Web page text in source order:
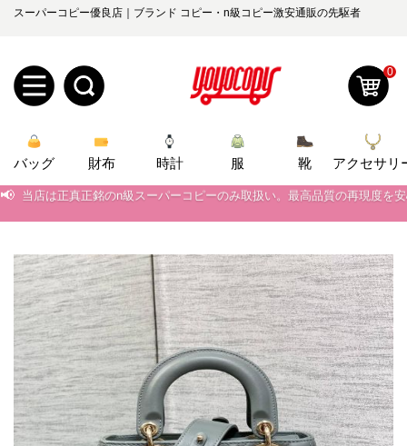
スーパーコピー優良店｜ブランド コピー・n級コピー激安通販の先駆者
規
ユ
ー
登
録
ロ
グ
ー
ダ
ー
お
知
ら
yoyocopys@gmail.com
0
バッグ 財布 時計 服 靴 アクセサリ
📢 当店は正真正銘のn級スーパーコピーのみ取扱い。最高品質の再現度を
2026春の新作続々更新中！期間中のご注文でお得な割引をご利用いただ
📢 当店は正真正銘のn級スーパーコピーのみ取扱い。最高品質の再現度を
📢 2026春の新作続々更新中！期間中のご注文でお得な割引をご利用いただ
新作入荷！ルイ・ヴィトンスーパーコピー バッグ最新モデルが登場。